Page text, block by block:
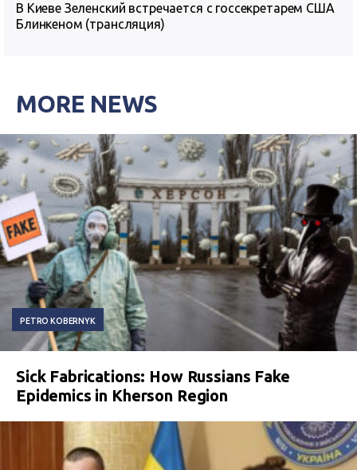
В Киеве Зеленский встречается с госсекретарем США
Блинкеном (трансляция)
MORE NEWS
PETRO KOBERNYK
Sick Fabrications: How Russians Fake
Epidemics in Kherson Region